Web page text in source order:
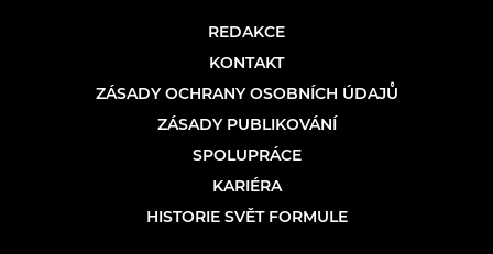
REDAKCE
KONTAKT
ZÁSADY OCHRANY OSOBNÍCH ÚDAJŮ
ZÁSADY PUBLIKOVÁNÍ
SPOLUPRÁCE
KARIÉRA
HISTORIE SVĚT FORMULE